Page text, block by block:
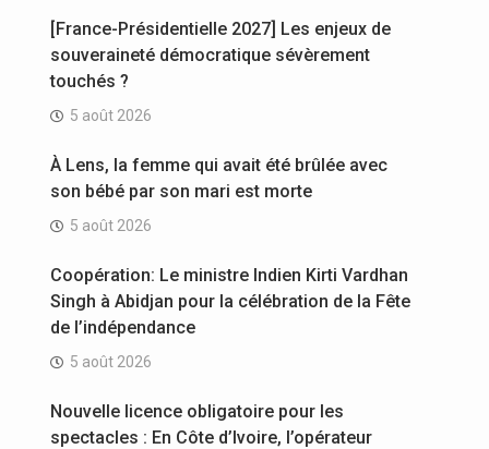
[France-Présidentielle 2027] Les enjeux de
souveraineté démocratique sévèrement
touchés ?
5 août 2026
À Lens, la femme qui avait été brûlée avec
son bébé par son mari est morte
5 août 2026
Coopération: Le ministre Indien Kirti Vardhan
Singh à Abidjan pour la célébration de la Fête
de l’indépendance
5 août 2026
Nouvelle licence obligatoire pour les
spectacles : En Côte d’Ivoire, l’opérateur